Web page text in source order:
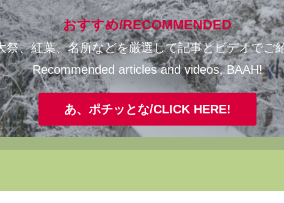
おすすめ/RECOMMENDED
祭、紅葉、名所などを厳選して記事とビデオでご
Recommended articles and videos, BAAH!
あ、ポチッとな/CLICK HERE!